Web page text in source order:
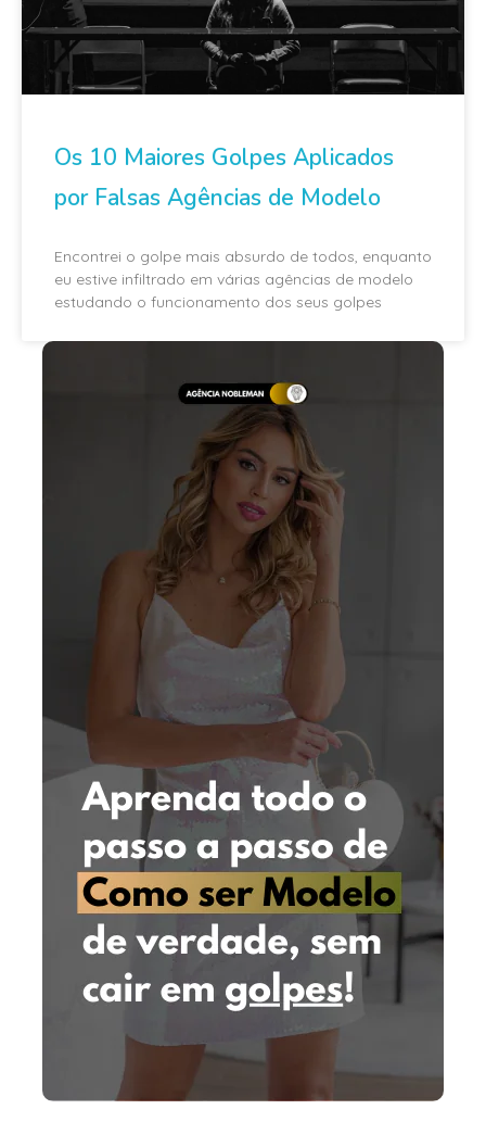
Os 10 Maiores Golpes Aplicados
por Falsas Agências de Modelo
Encontrei o golpe mais absurdo de todos, enquanto
eu estive infiltrado em várias agências de modelo
estudando o funcionamento dos seus golpes